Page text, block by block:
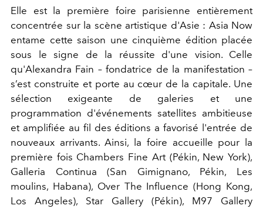
Elle est la première foire parisienne entièrement
concentrée sur la scène artistique d'Asie : Asia Now
entame cette saison une cinquième édition placée
sous le signe de la réussite d'une vision. Celle
qu'Alexandra Fain – fondatrice de la manifestation –
s’est construite et porte au cœur de la capitale. Une
sélection exigeante de galeries et une
programmation d'événements satellites ambitieuse
et amplifiée au fil des éditions a favorisé l'entrée de
nouveaux arrivants. Ainsi, la foire accueille pour la
première fois Chambers Fine Art (Pékin, New York),
Galleria Continua (San Gimignano, Pékin, Les
moulins, Habana), Over The Influence (Hong Kong,
Los Angeles), Star Gallery (Pékin), M97 Gallery